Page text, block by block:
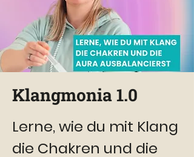
Klangmonia 1.0
Lerne, wie du mit Klang
die Chakren und die